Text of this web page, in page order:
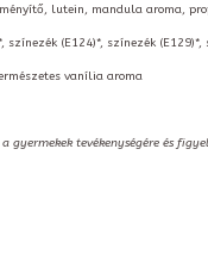
lutein, mandula aroma,
(E124)*, színezék (E129)*,
vanília aroma
gyermekek tevékenységére és